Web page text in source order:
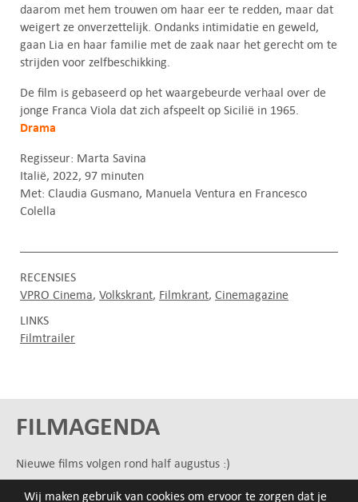
Wij maken gebruik van cookies om ervoor te zorgen dat je
daarom met hem trouwen om haar eer te redden, maar dat
weigert ze onverzettelijk. Ondanks intimidatie en geweld,
gaan Lia en haar familie met de zaak naar het gerecht om te
strijden voor zelfbeschikking.
De film is gebaseerd op het waargebeurde verhaal over de
jonge Franca Viola dat zich afspeelt op Sicilië in 1965.
Drama
Regisseur: Marta Savina
Italië, 2022, 97 minuten
Met: Claudia Gusmano, Manuela Ventura en Francesco
Colella
RECENSIES
VPRO Cinema Volkskrant Filmkrant Cinemagazine
LINKS
Filmtrailer
FILMAGENDA
Nieuwe films volgen rond half augustus :)